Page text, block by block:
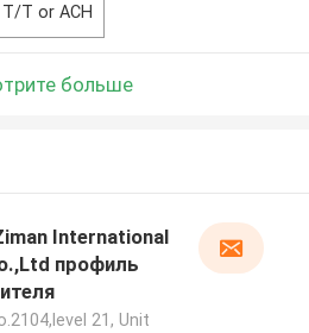
T/T or ACH
больше
International
профиль
21, Unit